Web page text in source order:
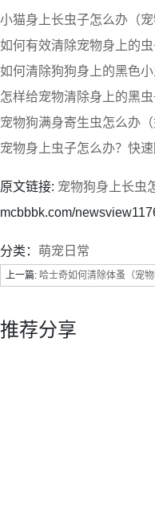
小猫身上长虫子怎么办（宠
如何有效清除宠物身上的
如何清除狗狗身上的黑色
怎样给宠物清除身上的黑
宠物狗满身寄生虫怎么办
宠物身上虫子怎么办？快速
原文链接: 宠物狗身上长虫
mcbbbk.com/
分类： 萌宠日常
上一篇: 哈士奇如何清除体蚤（宠
推荐分享